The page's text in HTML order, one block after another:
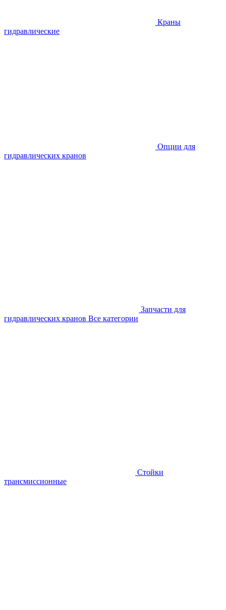
Краны
гидравлические
Опции для
гидравлических кранов
Запчасти для
гидравлических кранов Все категории
Стойки
трансмиссионные